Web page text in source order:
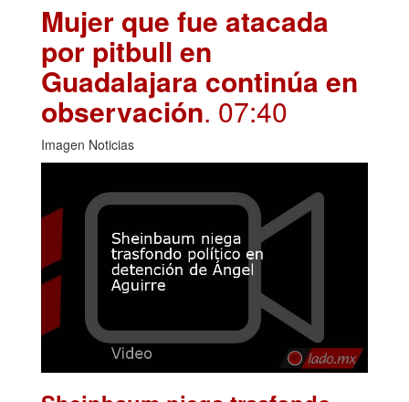
Mujer que fue atacada
por pitbull en
Guadalajara continúa en
observación. 07:40
Imagen Noticias